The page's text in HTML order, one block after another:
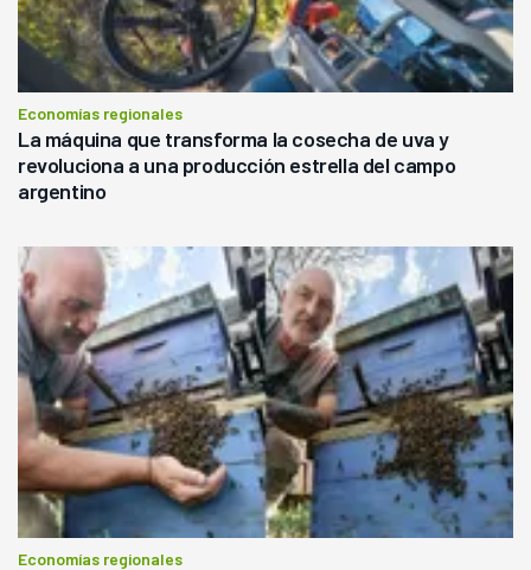
Economías regionales
La máquina que transforma la cosecha de uva y
revoluciona a una producción estrella del campo
argentino
Economías regionales